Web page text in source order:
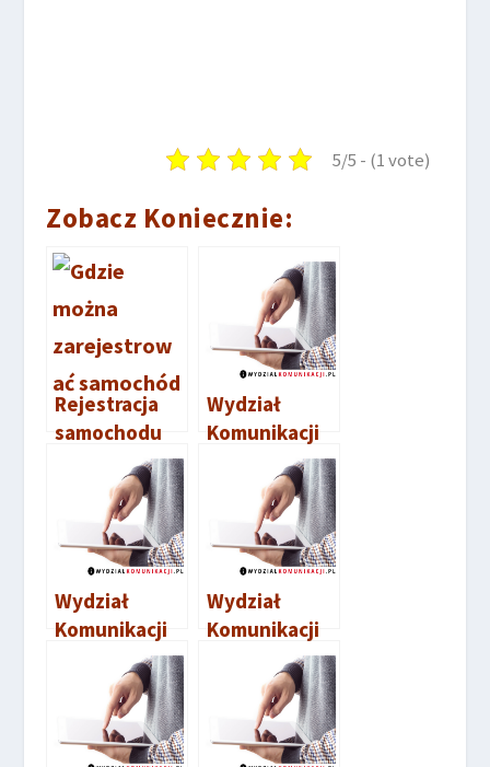
5/5 - (1 vote)
Zobacz Koniecznie:
Rejestracja
samochodu
Wrocław –
krok po kroku
Wydział
Komunikacji
Wydział
Komunikacji
Wydział
Komunikacji
Nowa Ruda